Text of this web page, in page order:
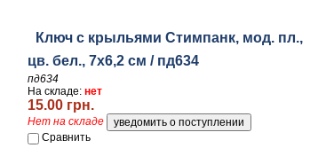
Ключ с крыльями Стимпанк, мод. пл.,
цв. бел., 7х6,2 см / пд634
пд634
На складе: нет
15.00 грн.
Нет на складе
Сравнить